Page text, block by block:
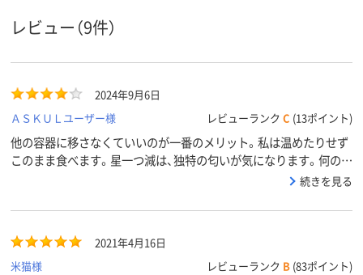
レビュー（9件）
2024年9月6日
ＡＳＫＵＬユーザー様
レビューランク C (13ポイント)
他の容器に移さなくていいのが一番のメリット。私は温めたりせず
このまま食べます。星一つ減は、独特の匂いが気になります。何の匂
いなんでしょう。まあ、危険な感じのする臭いではありませんが。嵩
す。
続きを見る
2021年4月16日
米猫様
レビューランク B (83ポイント)